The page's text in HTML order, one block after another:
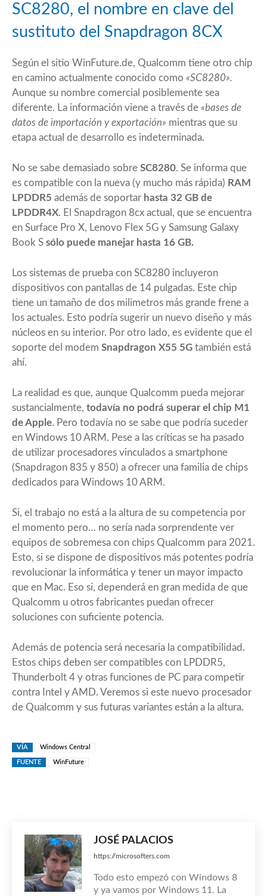
SC8280, el nombre en clave del
sustituto del Snapdragon 8CX
Según el sitio WinFuture.de, Qualcomm tiene otro chip
en camino actualmente conocido como «SC8280».
Aunque su nombre comercial posiblemente sea
diferente. La información viene a través de «bases de
datos de importación y exportación» mientras que su
etapa actual de desarrollo es indeterminada.
No se sabe demasiado sobre SC8280. Se informa que
es compatible con la nueva (y mucho más rápida) RAM
LPDDR5 además de soportar hasta 32 GB de
LPDDR4X. El Snapdragon 8cx actual, que se encuentra
en Surface Pro X, Lenovo Flex 5G y Samsung Galaxy
Book S sólo puede manejar hasta 16 GB.
Los sistemas de prueba con SC8280 incluyeron
dispositivos con pantallas de 14 pulgadas. Este chip
tiene un tamaño de dos milimetros más grande frene a
los actuales. Esto podría sugerir un nuevo diseño y más
núcleos en su interior. Por otro lado, es evidente que el
soporte del modem Snapdragon X55 5G también está
ahí.
La realidad es que, aunque Qualcomm pueda mejorar
sustancialmente, todavía no podrá superar el chip M1
de Apple. Pero todavía no se sabe que podría suceder
en Windows 10 ARM. Pese a las críticas se ha pasado
de utilizar procesadores vinculados a smartphone
(Snapdragon 835 y 850) a ofrecer una familia de chips
dedicados para Windows 10 ARM.
Si, el trabajo no está a la altura de su competencia por
el momento pero… no sería nada sorprendente ver
equipos de sobremesa con chips Qualcomm para 2021.
Esto, si se dispone de dispositivos más potentes podría
revolucionar la informática y tener un mayor impacto
que en Mac. Eso si, dependerá en gran medida de que
Qualcomm u otros fabricantes puedan ofrecer
soluciones con suficiente potencia.
Además de potencia será necesaria la compatibilidad.
Estos chips deben ser compatibles con LPDDR5,
Thunderbolt 4 y otras funciones de PC para competir
contra Intel y AMD. Veremos si este nuevo procesador
de Qualcomm y sus futuras variantes están a la altura.
VÍA Windows Central
FUENTE WinFuture
JOSÉ PALACIOS
https://microsofters.com
Todo esto empezó con Windows 8
y ya vamos por Windows 11. La